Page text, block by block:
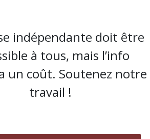
indépendante doit être
à tous, mais l’info
un coût. Soutenez notre
travail !